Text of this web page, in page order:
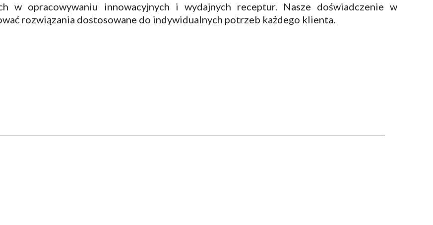
w opracowywaniu innowacyjnych i wydajnych receptur. Nasze doświadczenie w
rozwiązania dostosowane do indywidualnych potrzeb każdego klienta.